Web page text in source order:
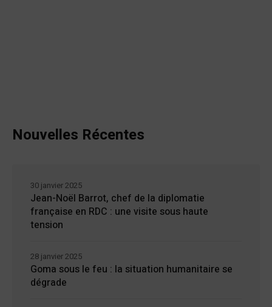
Nouvelles Récentes
Jean-Noël Barrot, chef de la diplomatie
française en RDC : une visite sous haute
tension
30 janvier 2025
Goma sous le feu : la situation humanitaire se
dégrade
28 janvier 2025